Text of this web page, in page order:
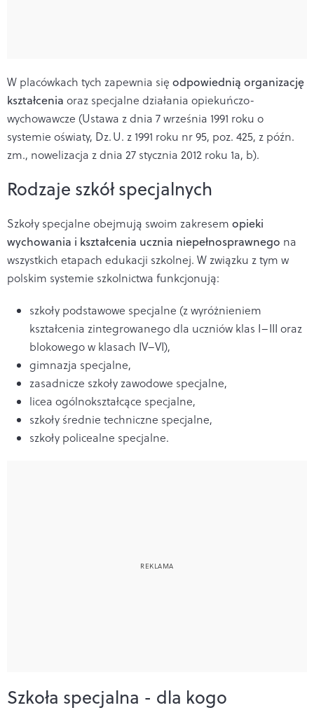
W placówkach tych zapewnia się odpowiednią organizację
kształcenia oraz specjalne działania opiekuńczo-
wychowawcze (Ustawa z dnia 7 września 1991 roku o
systemie oświaty, Dz. U. z 1991 roku nr 95, poz. 425, z późn.
zm., nowelizacja z dnia 27 stycznia 2012 roku 1a, b).
Rodzaje szkół specjalnych
Szkoły specjalne obejmują swoim zakresem opieki
wychowania i kształcenia ucznia niepełnosprawnego na
wszystkich etapach edukacji szkolnej. W związku z tym w
polskim systemie szkolnictwa funkcjonują:
szkoły podstawowe specjalne (z wyróżnieniem
kształcenia zintegrowanego dla uczniów klas I–III oraz
blokowego w klasach IV–VI),
gimnazja specjalne,
zasadnicze szkoły zawodowe specjalne,
licea ogólnokształcące specjalne,
szkoły średnie techniczne specjalne,
szkoły policealne specjalne.
Szkoła specjalna - dla kogo